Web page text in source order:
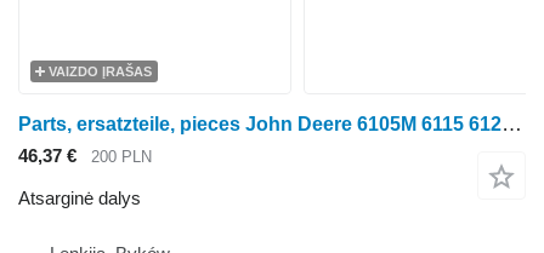
VAIZDO ĮRAŠAS
Parts, ersatzteile, pieces John Deere 6105M 6115 6125 parts, ersatzteile, pieces ratinio traktoriaus John Deere 6105M 6115 6125
46,37 € 200 PLN
Atsarginė dalys